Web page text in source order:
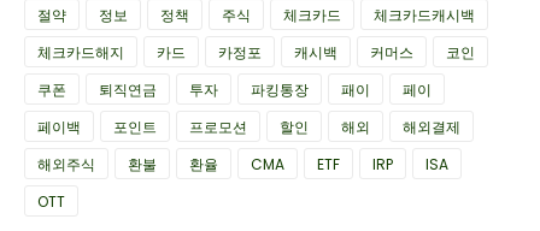
절약
정보 정책 주식 체크카드
체크카드캐시백
체크카드해지
카드 카정포 캐시백 커머스
코인
쿠폰
퇴직연금 투자 파킹통장 패이
페이
페이백
포인트 프로모션 할인 해외
해외결제
해외주식
환불 환율 CMA ETF IRP
ISA
OTT